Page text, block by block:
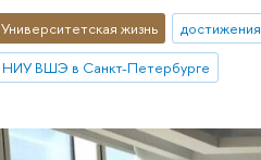
Университетская жизнь достижения
НИУ ВШЭ в Санкт-Петербурге